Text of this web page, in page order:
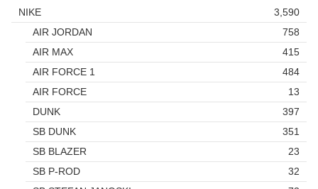
NIKE
3,590
AIR JORDAN
758
AIR MAX
415
AIR FORCE 1
484
AIR FORCE
13
DUNK
397
SB DUNK
351
SB BLAZER
23
SB P-ROD
32